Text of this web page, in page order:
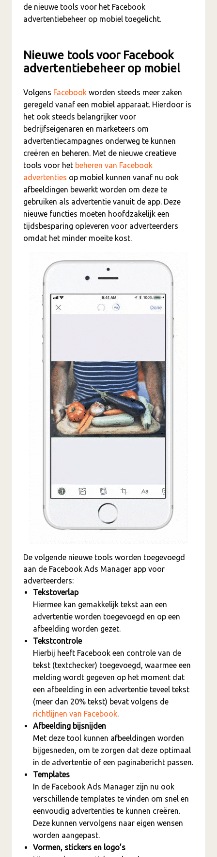
de nieuwe tools voor het Facebook
advertentiebeheer op mobiel toegelicht.
Nieuwe tools voor Facebook
advertentiebeheer op mobiel
Volgens Facebook worden steeds meer zaken
geregeld vanaf een mobiel apparaat. Hierdoor is
het ook steeds belangrijker voor
bedrijfseigenaren en marketeers om
advertentiecampagnes onderweg te kunnen
creëren en beheren. Met de nieuwe creatieve
tools voor het beheren van Facebook
advertenties op mobiel kunnen vanaf nu ook
afbeeldingen bewerkt worden om deze te
gebruiken als advertentie vanuit de app. Deze
nieuwe functies moeten hoofdzakelijk een
tijdsbesparing opleveren voor adverteerders
omdat het minder moeite kost.
De volgende nieuwe tools worden toegevoegd
aan de Facebook Ads Manager app voor
adverteerders:
Tekstoverlap
Hiermee kan gemakkelijk tekst aan een
advertentie worden toegevoegd en op een
afbeelding worden gezet.
Tekstcontrole
Hierbij heeft Facebook een controle van de
tekst (textchecker) toegevoegd, waarmee een
melding wordt gegeven op het moment dat
een afbeelding in een advertentie teveel tekst
(meer dan 20% tekst) bevat volgens de
richtlijnen van Facebook.
Afbeelding bijsnijden
Met deze tool kunnen afbeeldingen worden
bijgesneden, om te zorgen dat deze optimaal
in de advertentie of een paginabericht passen.
Templates
In de Facebook Ads Manager zijn nu ook
verschillende templates te vinden om snel en
eenvoudig advertenties te kunnen creëren.
Deze kunnen vervolgens naar eigen wensen
worden aangepast.
Vormen, stickers en logo’s